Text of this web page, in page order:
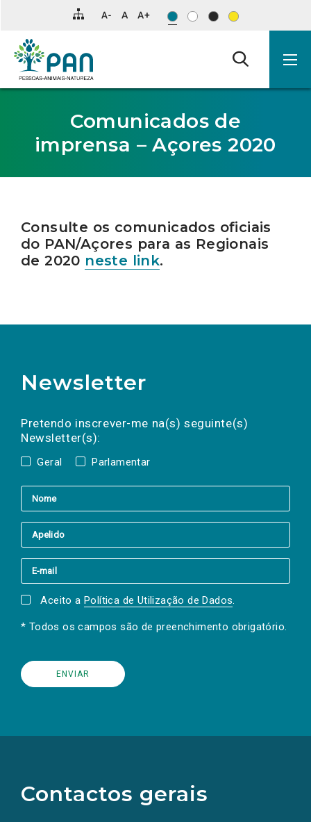
para
conteúdo
principal
da
Comunicados de
imprensa – Açores 2020
Consulte os comunicados oficiais
do PAN/Açores para as Regionais
de 2020 neste link.
Newsletter
Pretendo inscrever-me na(s) seguinte(s)
Newsletter(s):
Geral Parlamentar
a(s) newsletter(s).
mail
Aceito a Política de Utilização de Dados.
* Todos os campos são de preenchimento obrigatório.
Contactos gerais
redes
sociais